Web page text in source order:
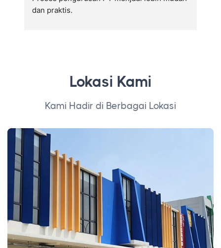
Lokasi Kami
Kami Hadir di Berbagai Lokasi